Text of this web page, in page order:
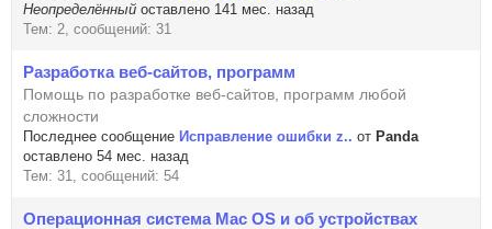
Неопределённый оставлено 141 мес. назад
Тем: 2, сообщений: 31
Разработка веб-сайтов, программ
Помощь по разработке веб-сайтов, программ любой
сложности
Последнее сообщение Исправление ошибки z.. от Panda
оставлено 54 мес. назад
Тем: 31, сообщений: 54
Операционная система Mac OS и об устройствах